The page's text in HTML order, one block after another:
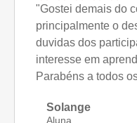
"Gostei demais do
principalmente o
duvidas dos
interesse em
Parabéns a todos
Solange
Aluna